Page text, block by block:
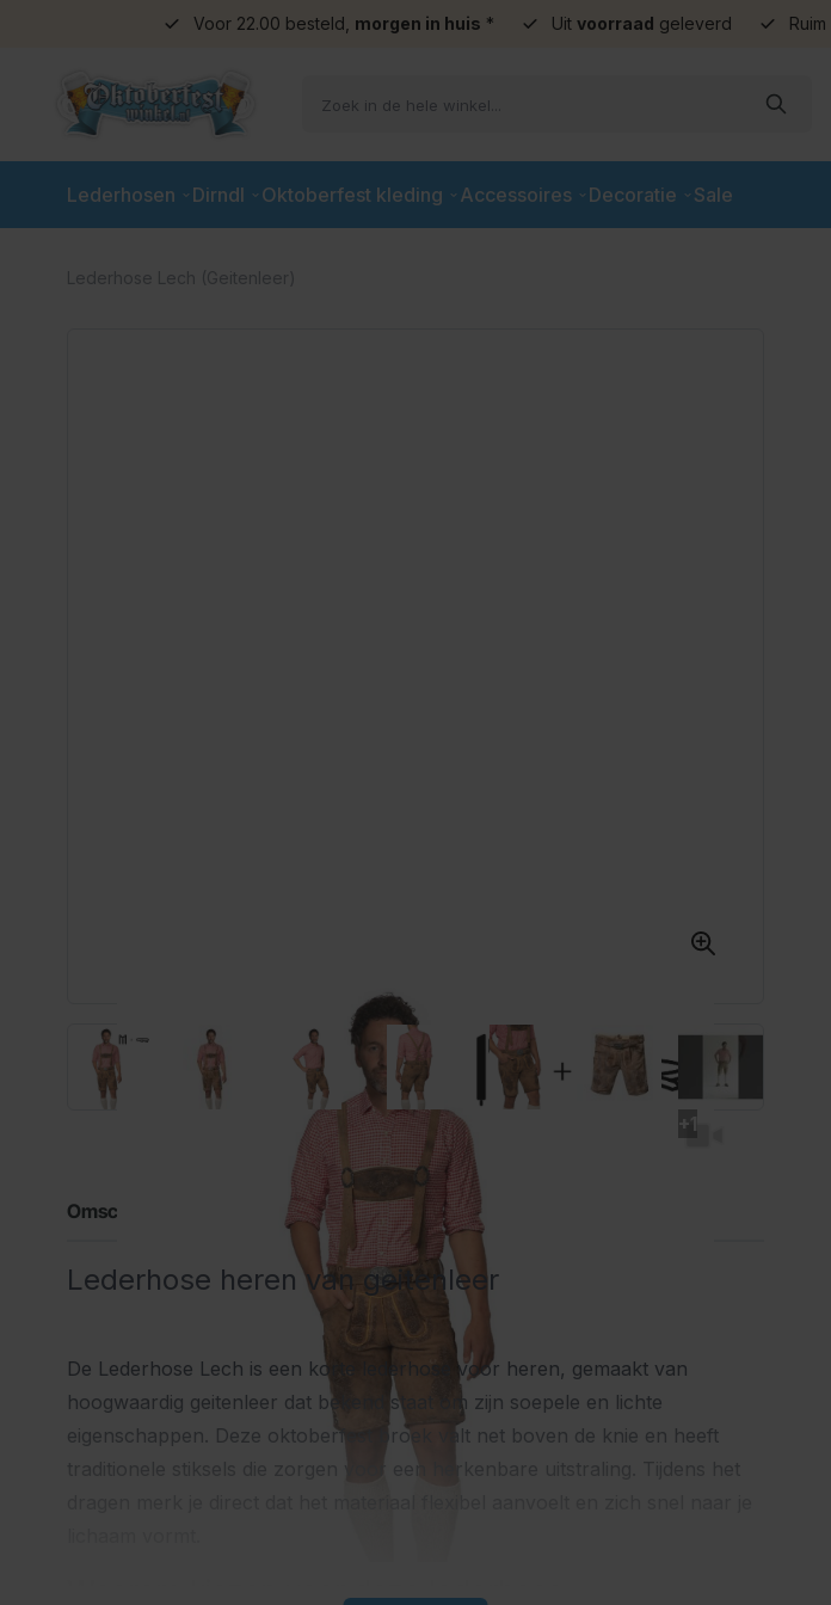
Voor 22.00 besteld, morgen in huis * Uit voorraad geleverd Ruim
Lederhosen Dirndl Oktoberfest kleding Accessoires Decoratie Sale
Lederhose Lech (Geitenleer)
+1
Omschrijving
Lederhose heren van geitenleer
De Lederhose Lech is een korte lederhose voor heren, gemaakt van
hoogwaardig geitenleer dat bekend staat om zijn soepele en lichte
eigenschappen. Deze oktoberfest broek valt net boven de knie en heeft
Waarom kiezen voor deze lederhose